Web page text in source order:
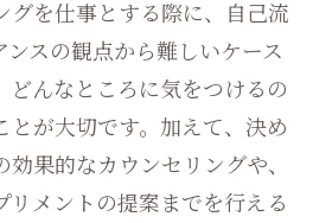
グを仕事とする際に、自己流
ンスの観点から難しいケース
どんなところに気をつけるの
とが大切です。加えて、決め
果的なカウンセリングや、
リメントの提案までを行える